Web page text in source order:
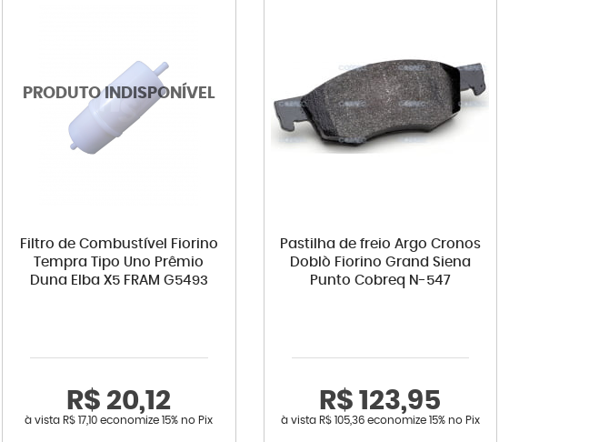
Filtro de Combustível Fiorino
Tempra Tipo Uno Prêmio
Duna Elba X5 FRAM G5493
R$ 20,12
à vista R$ 17,10 economize15% no Pix
Pastilha de freio Argo Cronos
Doblò Fiorino Grand Siena
Punto Cobreq N-547
R$ 123,95
à vista R$ 105,36economize 15% no Pix